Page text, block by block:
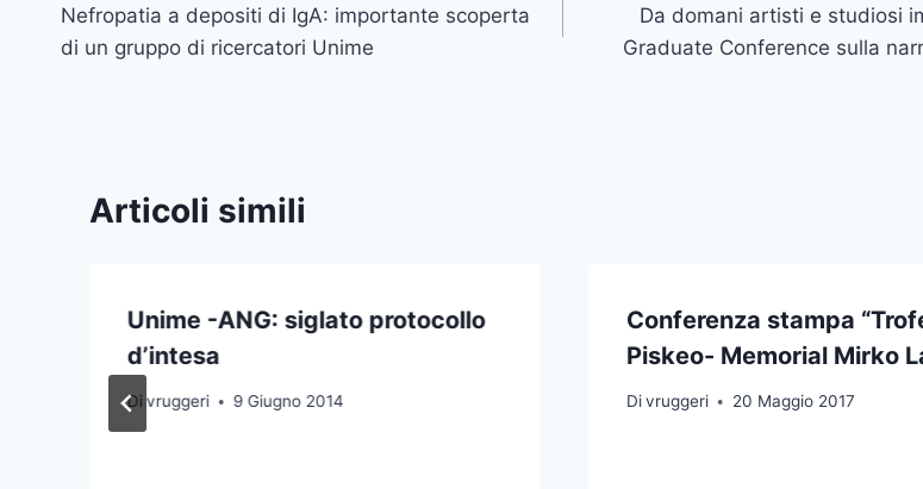
articoli
Nefropatia a depositi di IgA: importante scoperta
di un gruppo di ricercatori Unime
Da domani artisti e studiosi
Graduate Conference sulla
Articoli simili
Unime -ANG: siglato protocollo
d’intesa
Di vruggeri 9 Giugno 2014
Conferenza stampa
Piskeo- Memorial Mirko
Di vruggeri 20 Maggio 2017